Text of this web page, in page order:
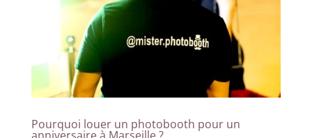
Pourquoi louer un photobooth pour un